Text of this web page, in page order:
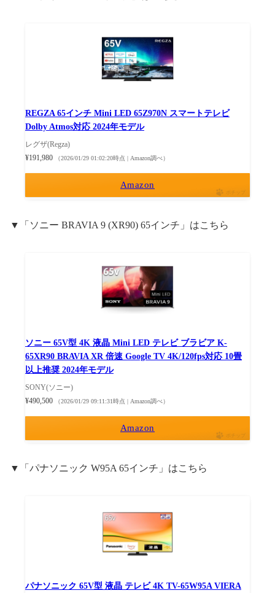
REGZA 65インチ Mini LED 65Z970N スマートテレビ
Dolby Atmos対応 2024年モデル
レグザ(Regza)
¥191,980
（2026/01/29 01:02:20時点 | Amazon調べ）
Amazon
ポチップ
▼「ソニー BRAVIA 9 (XR90) 65インチ」はこちら
ソニー 65V型 4K 液晶 Mini LED テレビ ブラビア K-
65XR90 BRAVIA XR 倍速 Google TV 4K/120fps対応 10畳
以上推奨 2024年モデル
SONY(ソニー)
¥490,500
（2026/01/29 09:11:31時点 | Amazon調べ）
Amazon
ポチップ
▼「パナソニック W95A 65インチ」はこちら
パナソニック 65V型 液晶 テレビ 4K TV-65W95A VIERA